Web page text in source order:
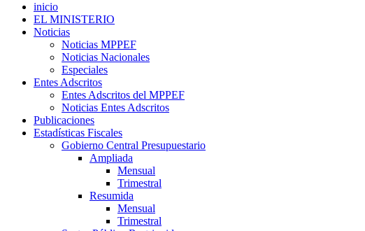
inicio
EL MINISTERIO
Noticias
Noticias MPPEF
Noticias Nacionales
Especiales
Entes Adscritos
Entes Adscritos del MPPEF
Noticias Entes Adscritos
Publicaciones
Estadísticas Fiscales
Gobierno Central Presupuestario
Ampliada
Mensual
Trimestral
Resumida
Mensual
Trimestral